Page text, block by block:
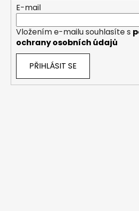
E-mail
Vložením e-mailu souhlasíte s
ochrany osobních údajů
PŘIHLÁSIT SE